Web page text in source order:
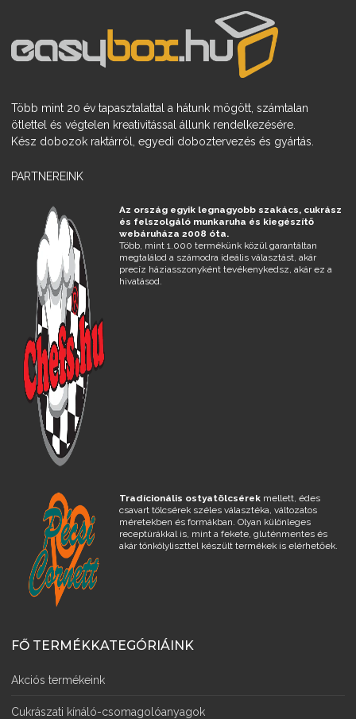
Több mint 20 év tapasztalattal a hátunk mögött, számtalan
ötlettel és végtelen kreativitással állunk rendelkezésére.
Kész dobozok raktárról, egyedi doboztervezés és gyártás.
PARTNEREINK
Az ország egyik legnagyobb szakács, cukrász
és felszolgáló munkaruha és kiegészítő
webáruháza 2008 óta.
Több, mint 1.000 termékünk közül garantáltan
megtalálod a számodra ideális választást, akár
precíz háziasszonyként tevékenykedsz, akár ez a
hivatásod.
Tradícionális ostyatölcsérekmellett, édes
csavart tölcsérek széles választéka, változatos
méretekben és formákban. Olyan különleges
receptúrákkal is, mint a fekete, gluténmentes és
akár tönkölyliszttel készült termékek is elérhetőek.
FŐ TERMÉKKATEGÓRIÁINK
Akciós termékeink
Cukrászati kínáló-csomagolóanyagok